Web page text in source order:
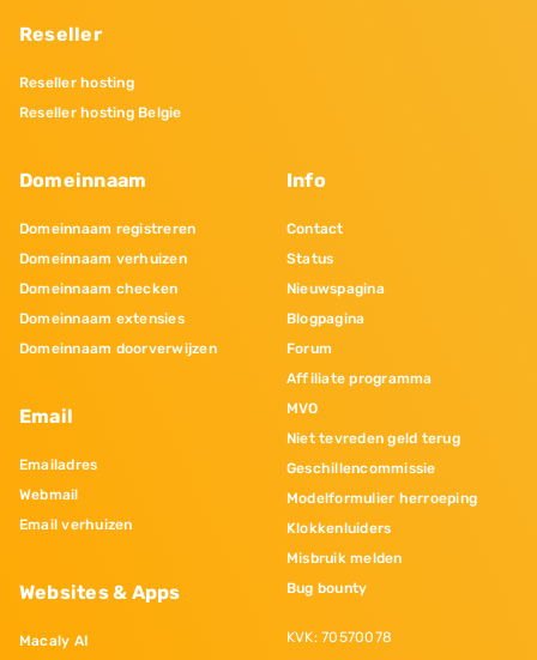
Reseller
Reseller hosting
Reseller hosting Belgie
Domeinnaam
Domeinnaam registreren
Domeinnaam verhuizen
Domeinnaam checken
Domeinnaam extensies
Domeinnaam doorverwijzen
Email
Emailadres
Webmail
Email verhuizen
Websites & Apps
Macaly AI
Info
Contact
Status
Nieuwspagina
Blogpagina
Forum
Affiliate programma
MVO
Niet tevreden geld terug
Geschillencommissie
Modelformulier herroeping
Klokkenluiders
Misbruik melden
Bug bounty
KVK: 70570078